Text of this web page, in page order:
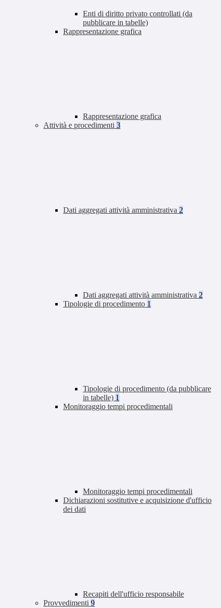
Enti di diritto privato controllati (da
pubblicare in tabelle)
Rappresentazione grafica
Rappresentazione grafica
Attività e procedimenti 3
Dati aggregati attività amministrativa 2
Dati aggregati attività amministrativa 2
Tipologie di procedimento 1
Tipologie di procedimento (da pubblicare
in tabelle) 1
Monitoraggio tempi procedimentali
Monitoraggio tempi procedimentali
Dichiarazioni sostitutive e acquisizione d'ufficio
dei dati
Recapiti dell'ufficio responsabile
Provvedimenti 9